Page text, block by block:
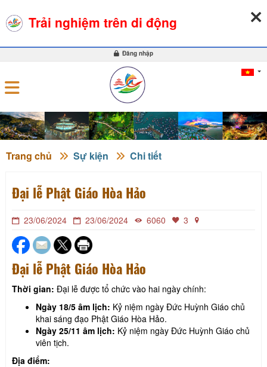
Đăng nhập
Trang chủ Sự kiện Chi tiết
Đại lễ Phật Giáo Hòa Hảo
23/06/2024 23/06/2024 6060 3
Đại lễ Phật Giáo Hòa Hảo
Thời gian: Đại lễ được tổ chức vào hai ngày chính:
Ngày 18/5 âm lịch: Kỷ niệm ngày Đức Huỳnh Giáo chủ
khai sáng đạo Phật Giáo Hòa Hảo.
Ngày 25/11 âm lịch: Kỷ niệm ngày Đức Huỳnh Giáo chủ
viên tịch.
Địa điểm:
Trải nghiệm trên di động